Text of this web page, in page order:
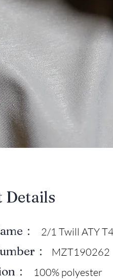
Details
： 2/1 Twill ATY
： MZT190262
： 100% polyester